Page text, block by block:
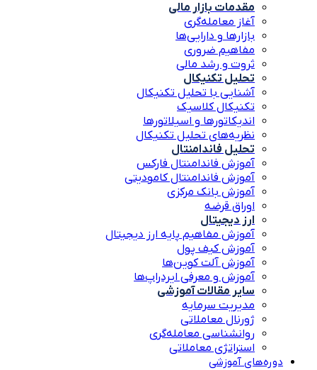
مقدمات بازار مالی
آغاز معامله‌گری
بازارها و دارایی‌ها
مفاهیم ضروری
ثروت و رشد مالی
تحلیل تکنیکال
آشنایی با تحلیل تکنیکال
تکنیکال کلاسیک
اندیکاتورها و اسیلاتورها
نظریه‌های تحلیل تکنیکال
تحلیل فاندامنتال
آموزش فاندامنتال فارکس
آموزش فاندامنتال کامودیتی
آموزش بانک مرکزی
اوراق قرضه
ارز دیجیتال
آموزش مفاهیم پایه ارز دیجیتال
آموزش کیف پول
آموزش آلت کوین‌ها
آموزش و معرفی ایردراپ‌ها
سایر مقالات آموزشی
مدیریت سرمایه
ژورنال معاملاتی
روانشناسی معامله‌گری
استراتژی معاملاتی
دوره‌های آموزشی